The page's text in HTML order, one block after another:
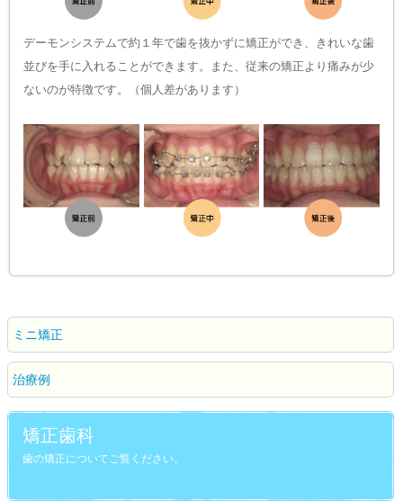
デーモンシステムで約１年で歯を抜かずに矯正ができ、きれいな歯
並びを手に入れることができます。また、従来の矯正より痛みが少
ないのが特徴です。（個人差があります）
ミニ矯正
治療例
矯正歯科
歯の矯正についてご覧ください。